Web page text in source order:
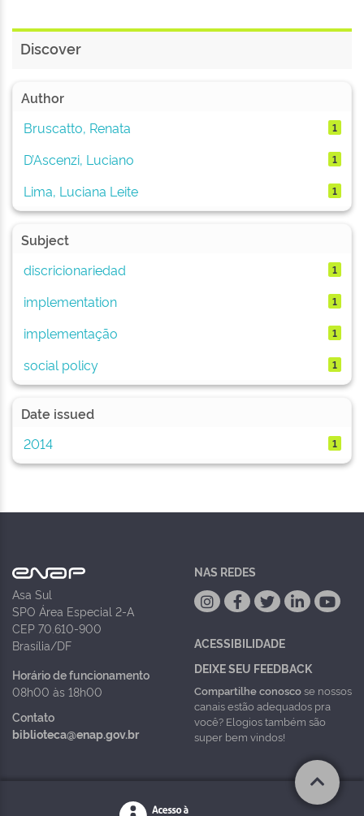
Discover
Author
Bruscatto, Renata
1
D’Ascenzi, Luciano 1
Lima, Luciana Leite 1
Subject
discricionariedad
1
implementation 1
implementação 1
social policy 1
Date issued
2014
1
Asa Sul
SPO Área Especial 2-A
CEP 70.610-900
Brasília/DF
Horário de funcionamento
08h00 às 18h00
Contato
biblioteca@enap.gov.br
NAS REDES
ACESSIBILIDADE
DEIXE SEU FEEDBACK
Compartilhe conoscose nossos
canais estão adequados pra
você? Elogios também são
super bem vindos!